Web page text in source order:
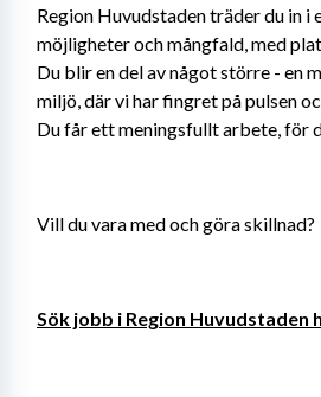
Region Huvudstaden träder du in i
möjligheter och mångfald, med
Du blir en del av något större - en
miljö, där vi har fingret på pulsen
Du får ett meningsfullt arbete, för
Vill du vara med och göra skillnad?
Sök jobb i Region Huvudstaden